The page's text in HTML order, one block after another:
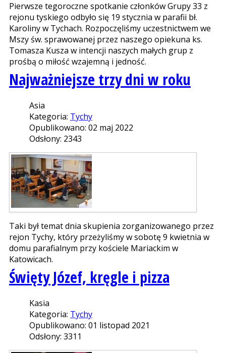
Pierwsze tegoroczne spotkanie członków Grupy 33 z
rejonu tyskiego odbyło się 19 stycznia w parafii bł.
Karoliny w Tychach. Rozpoczęliśmy uczestnictwem we
Mszy św. sprawowanej przez naszego opiekuna ks.
Tomasza Kusza w intencji naszych małych grup z
prośbą o miłość wzajemną i jedność.
Najważniejsze trzy dni w roku
Asia
Kategoria: Tychy
Opublikowano: 02 maj 2022
Odsłony: 2343
Taki był temat dnia skupienia zorganizowanego przez
rejon Tychy, który przeżyliśmy w sobotę 9 kwietnia w
domu parafialnym przy kościele Mariackim w
Katowicach.
Święty Józef, kręgle i pizza
Kasia
Kategoria: Tychy
Opublikowano: 01 listopad 2021
Odsłony: 3311